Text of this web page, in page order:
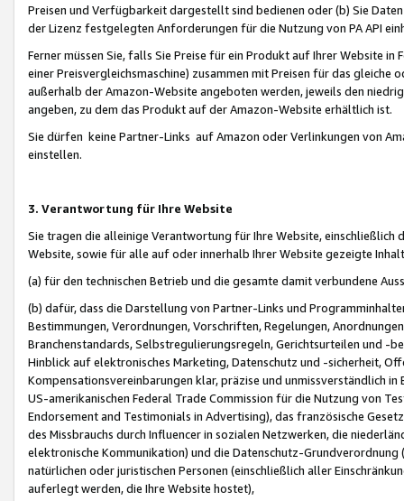
Preisen und Verfügbarkeit dargestellt sind bedienen oder (b) Sie
der Lizenz festgelegten Anforderungen für die Nutzung von PA API
Ferner müssen Sie, falls Sie Preise für ein Produkt auf Ihrer Website
einer Preisvergleichsmaschine) zusammen mit Preisen für das
außerhalb der Amazon-Website angeboten werden, jeweils den
angeben, zu dem das Produkt auf der Amazon-Website erhältlich ist.
Sie dürfen keine Partner-Links auf Amazon oder Verlinkungen von
einstellen.
3. Verantwortung für Ihre Website
Sie tragen die alleinige Verantwortung für Ihre Website,
Website, sowie für alle auf oder innerhalb Ihrer Website gezeigte
(a) für den technischen Betrieb und die gesamte damit verbundene
(b) dafür, dass die Darstellung von Partner-Links und
Bestimmungen, Verordnungen, Vorschriften, Regelungen,
Branchenstandards, Selbstregulierungsregeln, Gerichtsurteilen und -
Hinblick auf elektronisches Marketing, Datenschutz und -sicherheit,
Kompensationsvereinbarungen klar, präzise und unmissverständlich
US-amerikanischen Federal Trade Commission für die Nutzung von
Endorsement and Testimonials in Advertising), das französische
des Missbrauchs durch Influencer in sozialen Netzwerken, die
elektronische Kommunikation) und die Datenschutz-
natürlichen oder juristischen Personen (einschließlich aller
auferlegt werden, die Ihre Website hostet),